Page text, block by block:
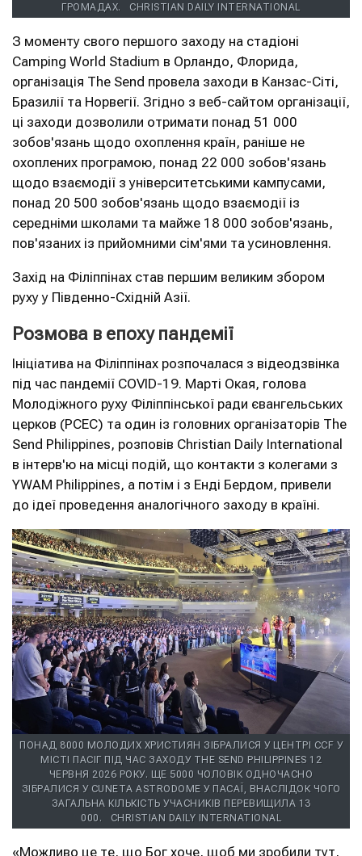
ГРОМАДАХ.
CHRISTIAN DAILY INTERNATIONAL
З моменту свого першого заходу на стадіоні
Camping World Stadium в Орландо, Флорида,
організація The Send провела заходи в Канзас-Сіті,
Бразилії та Норвегії. Згідно з веб-сайтом організації,
ці заходи дозволили отримати понад 51 000
зобов'язань щодо охоплення країн, раніше не
охоплених програмою, понад 22 000 зобов'язань
щодо взаємодії з університетськими кампусами,
понад 20 500 зобов'язань щодо взаємодії із
середніми школами та майже 18 000 зобов'язань,
пов'язаних із прийомними сім'ями та усиновлення.
Захід на Філіппінах став першим великим збором
руху у Південно-Східній Азії.
Розмова в епоху пандемії
Ініціатива на Філіппінах розпочалася з відеодзвінка
під час пандемії COVID-19. Марті Окая, голова
Молодіжного руху Філіппінської ради євангельських
церков (PCEC) та один із головних організаторів The
Send Philippines, розповів Christian Daily International
в інтерв'ю на місці подій, що контакти з колегами з
YWAM Philippines, а потім і з Енді Бердом, привели
до ідеї проведення аналогічного заходу в країні.
ПОНАД 8000 МОЛОДИХ ХРИСТИЯН ЗІБРАЛИСЯ У ЦЕНТРІ CCF У
МІСТІ ПАСІГ ПІД ЧАС ЗАХОДУ THE SEND PHILIPPINES 12
ЧЕРВНЯ 2026 РОКУ. ЩЕ 5000 ЧОЛОВІК ОДНОЧАСНО
ЗІБРАЛИСЯ У CUNETA ASTRODOME У ПАСАЇ, ВНАСЛІДОК ЧОГО
ЗАГАЛЬНА КІЛЬКІСТЬ УЧАСНИКІВ ПЕРЕВИЩИЛА 13
000.
CHRISTIAN DAILY INTERNATIONAL
«Можливо це те, що Бог хоче, щоб ми зробили тут,